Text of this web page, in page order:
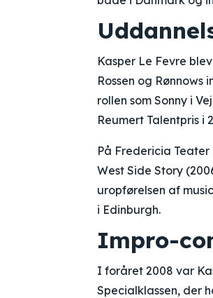
Kasper Le Fevre
Rossen og
rollen som Sonny i
Reumert Talentpris i
På Fredericia
West Side Story
uropførelsen af
i Edinburgh.
Impro-
I foråret 2008 var
Specialklassen, der